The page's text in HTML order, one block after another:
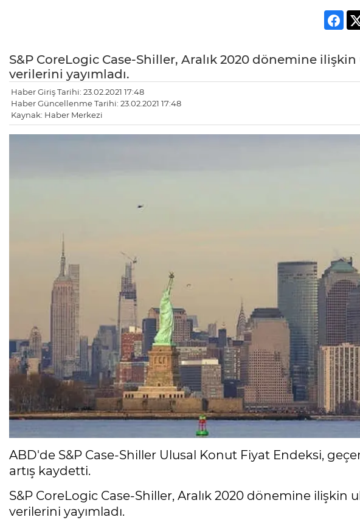
S&P CoreLogic Case-Shiller, Aralık 2020 dönemine
verilerini yayımladı.
Haber Giriş Tarihi: 23.02.2021 17:48
Haber Güncellenme Tarihi: 23.02.2021 17:48
Kaynak: Haber Merkezi
ABD'de S&P Case-Shiller Ulusal Konut Fiyat Endeksi, geçen
artış kaydetti.
S&P CoreLogic Case-Shiller, Aralık 2020 dönemine
verilerini yayımladı.